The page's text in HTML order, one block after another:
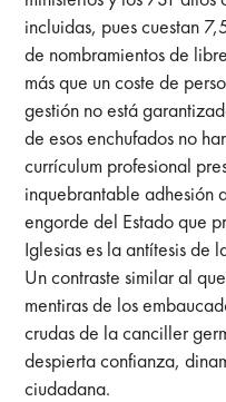
incluidas, pues cuestan
de nombramientos de
más que un coste de
gestión no está
de esos enchufados no
currículum profesional
inquebrantable adhesión
engorde del Estado que
Iglesias es la antítesis
Un contraste similar al
mentiras de los
crudas de la canciller
despierta confianza,
ciudadana.